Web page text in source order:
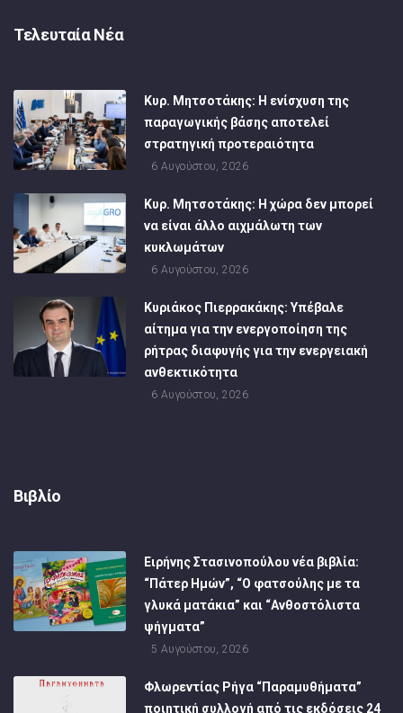
Τελευταία Νέα
Κυρ. Μητσοτάκης: Η ενίσχυση της
παραγωγικής βάσης αποτελεί
στρατηγική προτεραιότητα
6 Αυγούστου, 2026
Κυρ. Μητσοτάκης: Η χώρα δεν μπορεί
να είναι άλλο αιχμάλωτη των
κυκλωμάτων
6 Αυγούστου, 2026
Κυριάκος Πιερρακάκης: Υπέβαλε
αίτημα για την ενεργοποίηση της
ρήτρας διαφυγής για την ενεργειακή
ανθεκτικότητα
6 Αυγούστου, 2026
Βιβλίο
Ειρήνης Στασινοπούλου νέα βιβλία:
“Πάτερ Ημών”, “Ο φατσούλης με τα
γλυκά ματάκια” και “Ανθοστόλιστα
ψήγματα”
5 Αυγούστου, 2026
Φλωρεντίας Ρήγα “Παραμυθήματα”
ποιητική συλλογή από τις εκδόσεις 24